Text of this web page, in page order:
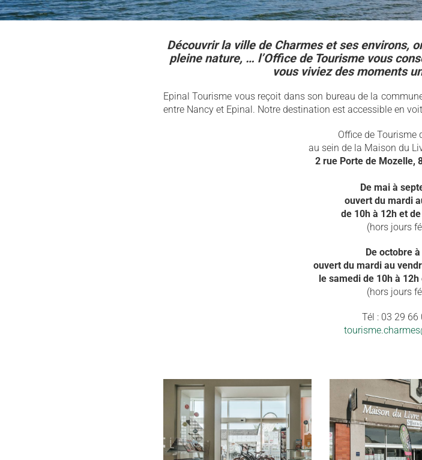
Découvrir la ville de Charmes et ses environs,
pleine nature, … l’Office de Tourisme vous
vous viviez des moments
Epinal Tourisme vous reçoit dans son bureau de la
entre Nancy et Epinal. Notre destination est accessible en
Office de Tourisme
au sein de la Maison du
2 rue Porte de Mozelle,
De mai à
ouvert du mardi
de 10h à 12h et
(hors jours
De octobre
ouvert du mardi au
le samedi de 10h à
(hors jours
Tél : 03 29 66